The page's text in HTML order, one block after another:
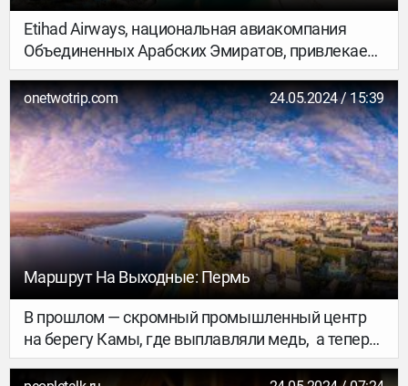
Туристов
Etihad Airways, национальная авиакомпания
Объединенных Арабских Эмиратов, привлекает
путешественников своей новой программой Abu
Dhabi Stopover, которая позволяет пассажирам,
совершающим стыковочный рейс через
международный аэропорт Абу-Даби,
насладиться бесплатным проживанием в отеле
onetwotrip.com 24.05.2024 / 15:39
Маршрут На Выходные: Пермь
В прошлом — скромный промышленный центр
на берегу Камы, где выплавляли медь, а теперь
— город-миллионник и культурная столица